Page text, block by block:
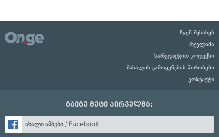
ჩვენ შესახებ
რეკლამა
სარედაქციო კოდექსი
მასალის გამოყენების პირობები
კონტაქტი
გაიგე მეტი პირველმა:
ახალი ამბები / Facebook